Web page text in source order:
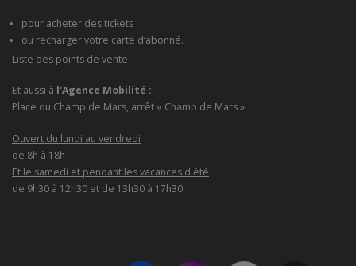
pour acheter des tickets
ou recharger votre carte d’abonné.
Liste des points de vente
Et aussi à l'Agence Mobilité :
Place du Champ de Mars, arrêt « Champ de Mars »
Ouvert du lundi au vendredi
de 8h à 18h
Et le samedi et pendant les vacances d'été
de 9h30 à 12h30 et de 13h30 à 17h30